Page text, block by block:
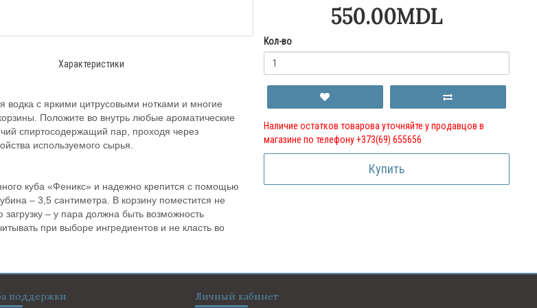
Характеристики
с яркими цитрусовыми нотками и многие
Положите во внутрь любые ароматические
спиртосодержащий пар, проходя через
используемого сырья.
куба «Феникс» и надежно крепится с помощью
– 3,5 сантиметра. В корзину поместится не
– у пара должна быть возможность
при выборе ингредиентов и не класть во
550.00MDL
Кол-во
Наличие остатков товарова уточняйте у продавцов в
магазине по телефону +373(69) 655656
Купить
поддержки Личный кабинет